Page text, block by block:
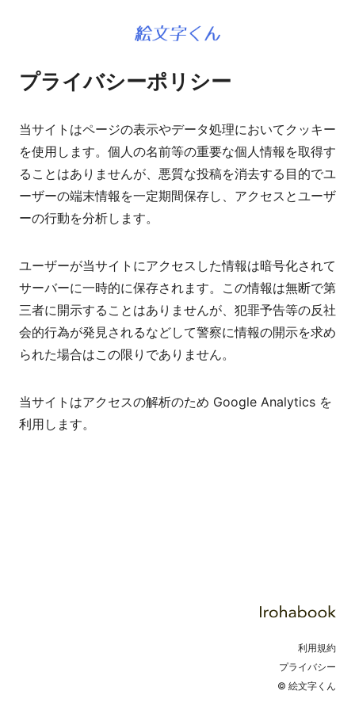
プライバシーポリシー
当サイトはページの表示やデータ処理においてクッキー
を使用します。個人の名前等の重要な個人情報を取得す
ることはありませんが、悪質な投稿を消去する目的でユ
ーザーの端末情報を一定期間保存し、アクセスとユーザ
ーの行動を分析します。
ユーザーが当サイトにアクセスした情報は暗号化されて
サーバーに一時的に保存されます。この情報は無断で第
三者に開示することはありませんが、犯罪予告等の反社
会的行為が発見されるなどして警察に情報の開示を求め
られた場合はこの限りでありません。
当サイトはアクセスの解析のため Google Analytics を
利用します。
利用規約
プライバシー
© 絵文字くん